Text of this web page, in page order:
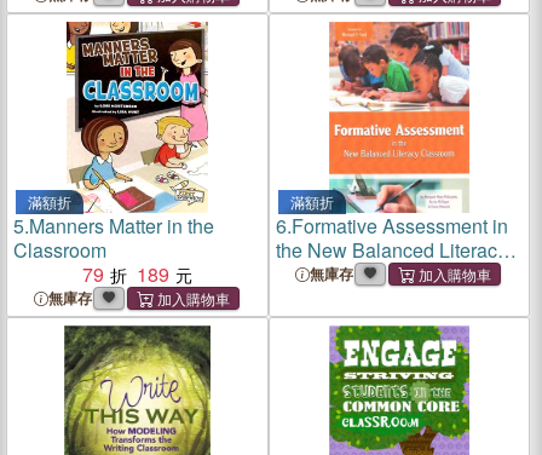
滿額折
5.Manners Matter in the
Classroom
79
189
無庫存
滿額折
6.Formative Assessment in
the New Balanced Literacy
Classroom
無庫存